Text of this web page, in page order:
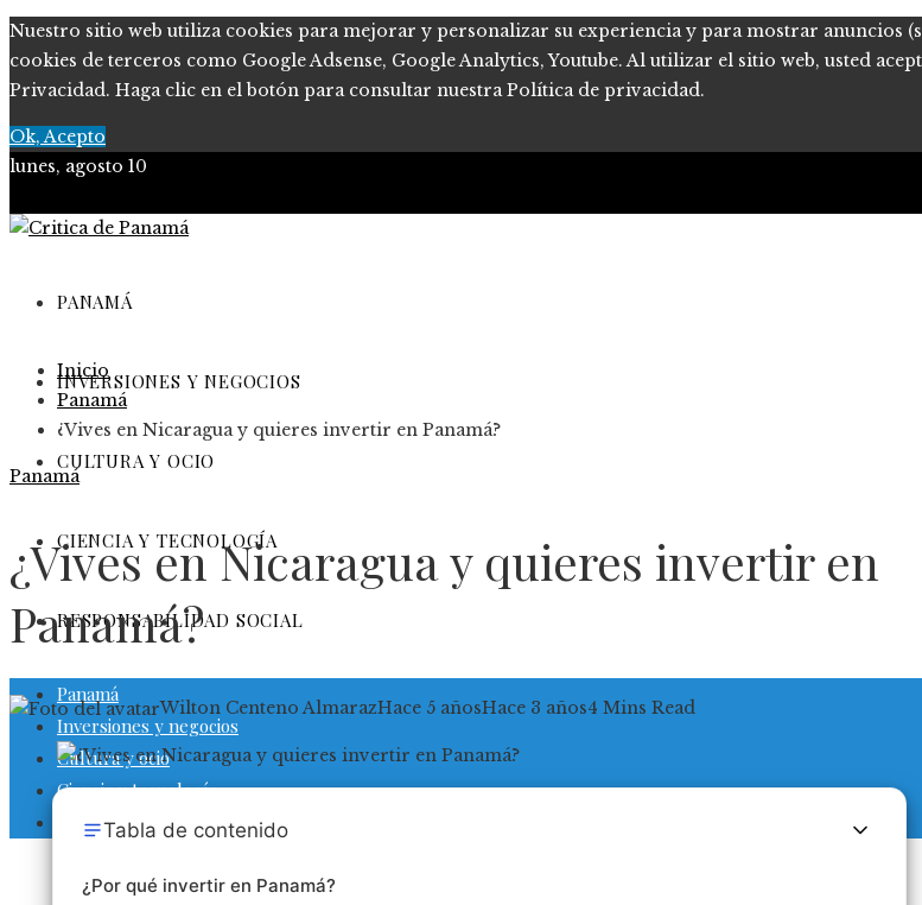
Nuestro sitio web utiliza cookies para mejorar y personalizar su experiencia y para mostrar anuncios
cookies de terceros como Google Adsense, Google Analytics, Youtube. Al utilizar el sitio web, usted
Privacidad. Haga clic en el botón para consultar nuestra Política de privacidad.
Ok, Acepto
lunes, agosto 10
PANAMÁ
INVERSIONES Y NEGOCIOS
CULTURA Y OCIO
CIENCIA Y TECNOLOGÍA
RESPONSABILIDAD SOCIAL
Panamá
Inversiones y negocios
Cultura y ocio
Ciencia y tecnología
Responsabilidad social
Inicio
Panamá
¿Vives en Nicaragua y quieres invertir en Panamá?
Panamá
¿Vives en Nicaragua y quieres invertir en
Panamá?
Wilton Centeno AlmarazHace 5 añosHace 3 años4 Mins Read
Tabla de contenido
¿Por qué invertir en Panamá?